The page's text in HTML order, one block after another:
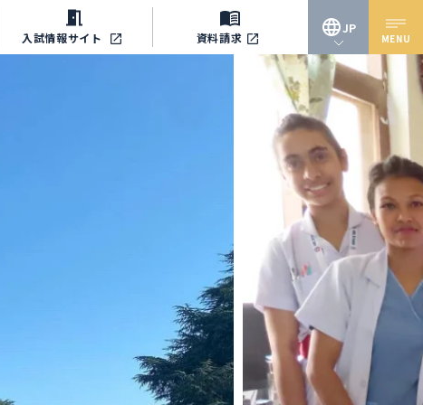
入試情報サイト 資料請求
JP
JP
EN
MENU